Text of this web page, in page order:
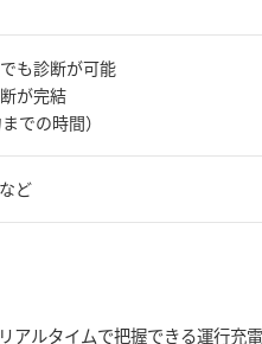
も診断が可能
が完結
での時間）
ど
アルタイムで把握できる運行充